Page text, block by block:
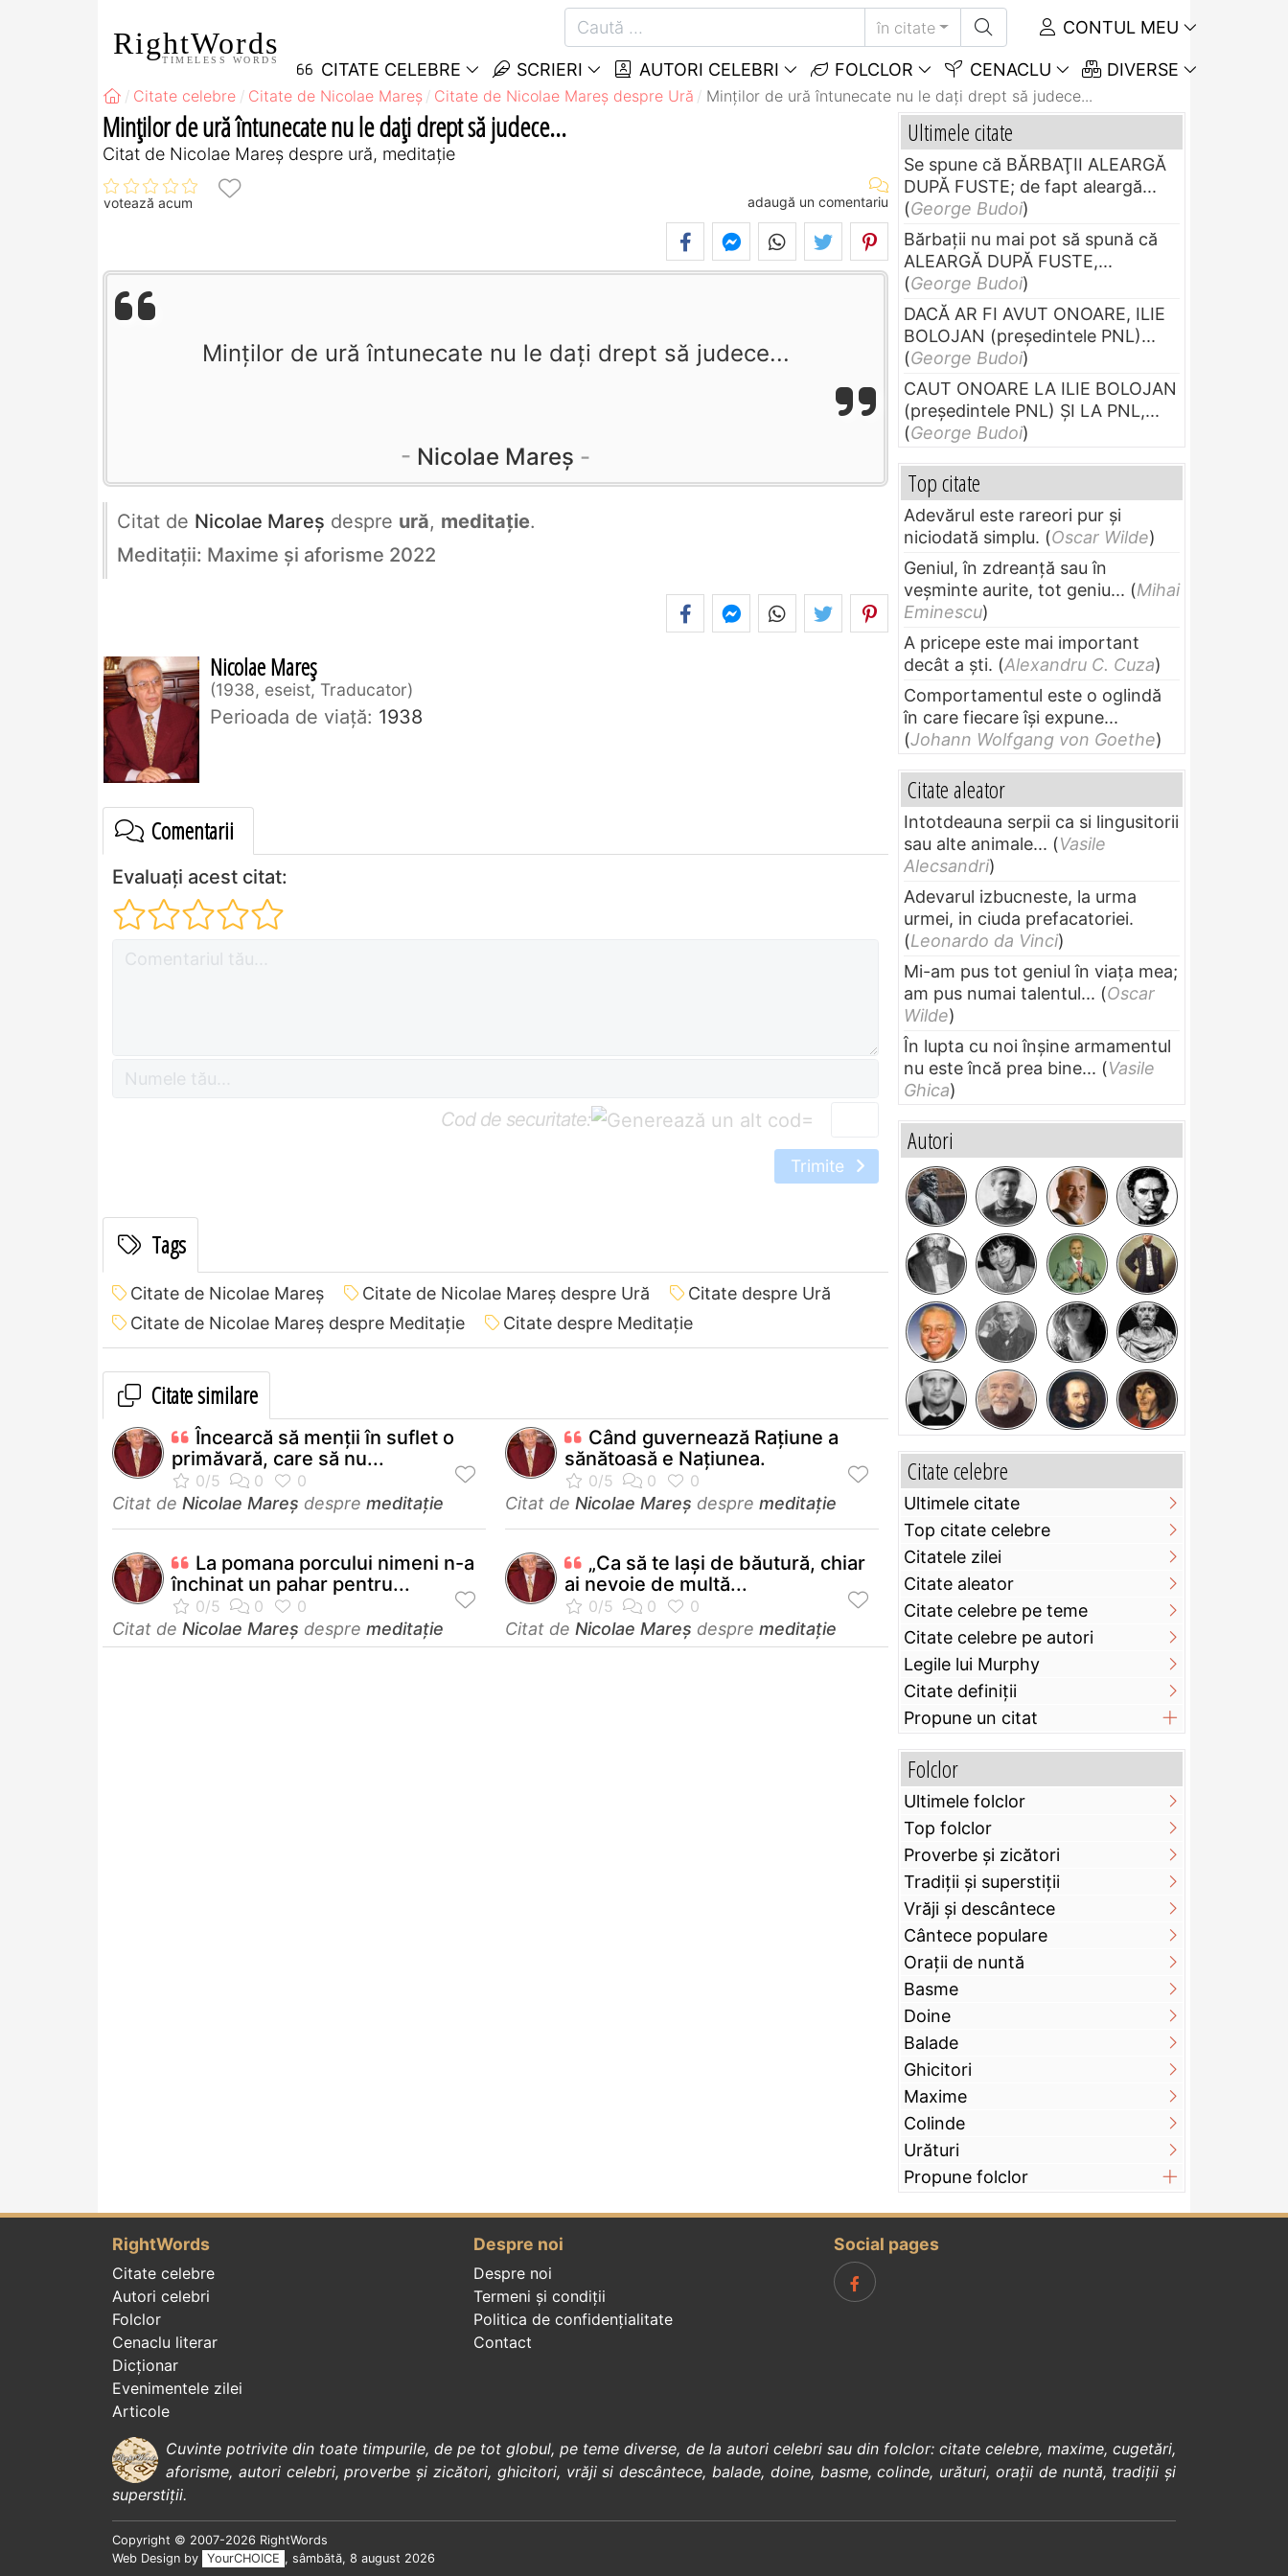
RightWords
TIMELESS WORDS
în citate CONTUL MEU
CITATE CELEBRE SCRIERI AUTORI CELEBRI FOLCLOR CENACLU DIVERSE
Citate celebre Citate de Nicolae Mareș Citate de Nicolae Mareș despre Ură Minților de ură întunecate nu le dați drept să judece...
Minților de ură întunecate nu le dați drept să judece...
Citat de Nicolae Mareș despre ură, meditație
votează acum adaugă un comentariu
Minților de ură întunecate nu le dați drept să judece...
Nicolae Mareș
Citat de Nicolae Mareș despre ură, meditație.
Meditații: Maxime și aforisme 2022
Nicolae Mareș
1938, eseist, Traducator
Perioada de viaţă: 1938
Comentarii
Evaluați acest citat:
Cod de securitate: =
Trimite
Tags
Citate de Nicolae Mareș Citate de Nicolae Mareș despre Ură
Citate despre Ură
Citate de Nicolae Mareș despre Meditație
Citate despre Meditație
Citate similare
Încearcă să menții în suflet o
primăvară, care să nu...
Citat de Nicolae Mareș despre meditație
Când guvernează Rațiune a
sănătoasă e Națiunea.
Citat de Nicolae Mareș despre meditație
La pomana porcului nimeni n-a
închinat un pahar pentru...
Citat de Nicolae Mareș despre meditație
„Ca să te lași de băutură, chiar
ai nevoie de multă...
Citat de Nicolae Mareș despre meditație
Ultimele citate
Se spune că BĂRBAŢII ALEARGĂ
DUPĂ FUSTE; de fapt aleargă...
(George Budoi)
Bărbaţii nu mai pot să spună că
ALEARGĂ DUPĂ FUSTE,...
(George Budoi)
DACĂ AR FI AVUT ONOARE, ILIE
BOLOJAN (preşedintele PNL)...
(George Budoi)
CAUT ONOARE LA ILIE BOLOJAN
(preşedintele PNL) ŞI LA PNL,...
(George Budoi)
Top citate
Adevărul este rareori pur și
niciodată simplu. (Oscar Wilde)
Geniul, în zdreanţă sau în
veşminte aurite, tot geniu... (Mihai
Eminescu)
A pricepe este mai important
decât a ști. (Alexandru C. Cuza)
Comportamentul este o oglindă
în care fiecare își expune...
(Johann Wolfgang von Goethe)
Citate aleator
Intotdeauna serpii ca si lingusitorii
sau alte animale... (Vasile
Alecsandri)
Adevarul izbucneste, la urma
urmei, in ciuda prefacatoriei.
(Leonardo da Vinci)
Mi-am pus tot geniul în viața mea;
am pus numai talentul... (Oscar
Wilde)
În lupta cu noi înșine armamentul
nu este încă prea bine... (Vasile
Ghica)
Autori
Citate celebre
Ultimele citate
Top citate celebre
Citatele zilei
Citate aleator
Citate celebre pe teme
Citate celebre pe autori
Legile lui Murphy
Citate definiţii
Propune un citat
Folclor
Ultimele folclor
Top folclor
Proverbe și zicători
Tradiții și superstiții
Vrăji și descântece
Cântece populare
Orații de nuntă
Basme
Doine
Balade
Ghicitori
Maxime
Colinde
Urături
Propune folclor
RightWords
Citate celebre
Autori celebri
Folclor
Cenaclu literar
Dicționar
Evenimentele zilei
Articole
Despre noi
Despre noi
Termeni și condiții
Politica de confidenţialitate
Contact
Social pages
Cuvinte potrivite din toate timpurile, de pe tot globul, pe teme diverse, de la autori celebrisau din folclor: citate celebre, maxime,cugetări,
aforisme, autori celebri,proverbe și zicători, ghicitori, vrăji si descântece, balade, doine, basme,colinde, urături, orații de nuntă, tradiții și
superstiții.
Copyright © 2007-2026 RightWords
Web Design by
YourCHOICE , sâmbătă, 8 august 2026